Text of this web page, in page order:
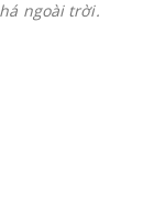
ngoài trời.